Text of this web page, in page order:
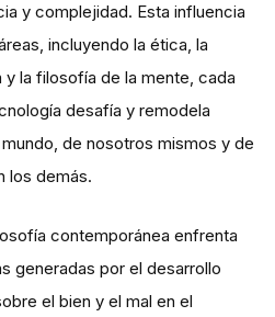
y complejidad. Esta influencia
incluyendo la ética, la
la filosofía de la mente, cada
desafía y remodela
de nosotros mismos y de
los demás.
contemporánea enfrenta
generadas por el desarrollo
el bien y el mal en el